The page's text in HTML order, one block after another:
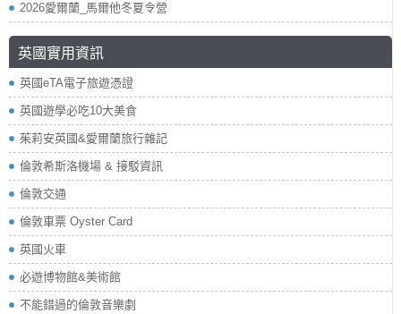
2026愛爾蘭_馬爾他冬夏令營
英國實用資訊
英國eTA電子旅遊憑證
英國遊學必吃10大美食
茱莉安英國&愛爾蘭旅行雜記
倫敦希斯洛機場 & 接駁資訊
倫敦交通
倫敦車票 Oyster Card
英國火車
必遊博物館&美術館
不能錯過的倫敦音樂劇